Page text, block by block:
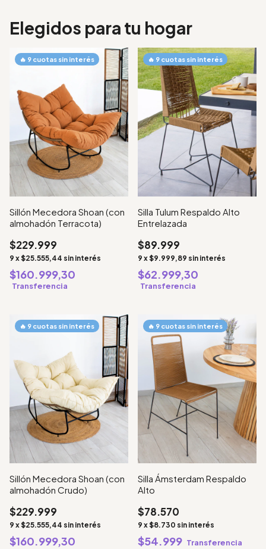
Elegidos para tu hogar
Sillón Mecedora Shoan (con
almohadón Terracota)
$229.999
9 x$25.555,44 sin interés
$160.999,30
Transferencia
Silla Tulum Respaldo Alto
Entrelazada
$89.999
9 x$9.999,89 sin interés
$62.999,30
Transferencia
Sillón Mecedora Shoan (con
almohadón Crudo)
$229.999
9 x$25.555,44 sin interés
$160.999,30
Silla Ámsterdam Respaldo
Alto
$78.570
9 x$8.730 sin interés
$54.999 Transferencia